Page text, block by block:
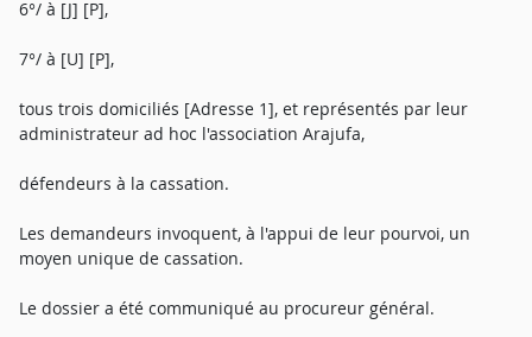
6°/ à [J] [P],
7°/ à [U] [P],
tous trois domiciliés [Adresse 1], et représentés par leur
administrateur ad hoc l'association Arajufa,
défendeurs à la cassation.
Les demandeurs invoquent, à l'appui de leur pourvoi, un
moyen unique de cassation.
Le dossier a été communiqué au procureur général.